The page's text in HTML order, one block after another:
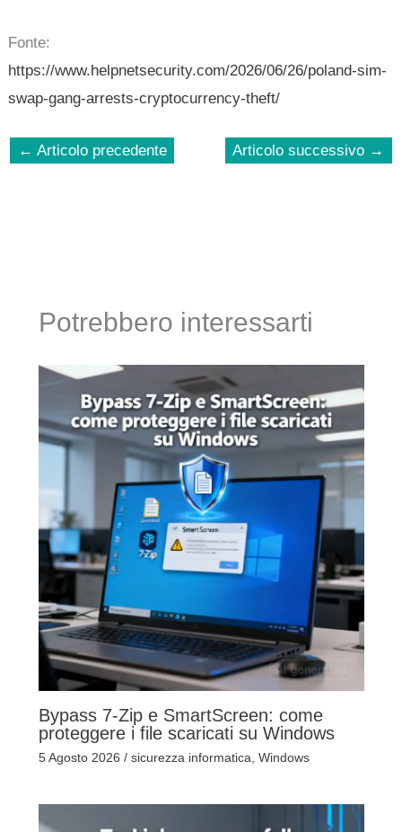
Fonte:
https://www.helpnetsecurity.com/2026/06/26/poland-sim-
swap-gang-arrests-cryptocurrency-theft/
← Articolo precedente Articolo successivo →
Potrebbero interessarti
Bypass 7-Zip e SmartScreen: come
proteggere i file scaricati su Windows
5 Agosto 2026 / sicurezza informatica Windows